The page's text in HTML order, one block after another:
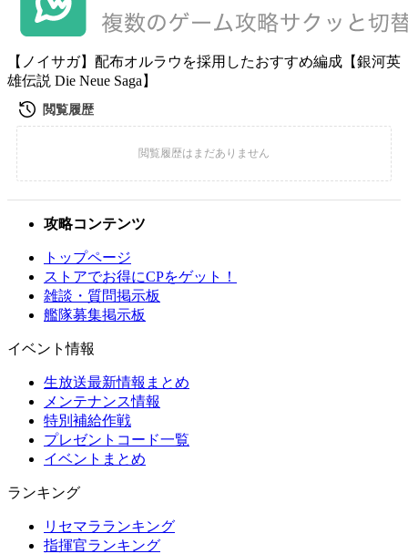
【ノイサガ】配布オルラウを採用したおすすめ編成【銀河英
雄伝説 Die Neue Saga】
攻略コンテンツ
トップページ
ストアでお得にCPをゲット！
雑談・質問掲示板
艦隊募集掲示板
イベント情報
生放送最新情報まとめ
メンテナンス情報
特別補給作戦
プレゼントコード一覧
イベントまとめ
ランキング
リセマラランキング
指揮官ランキング